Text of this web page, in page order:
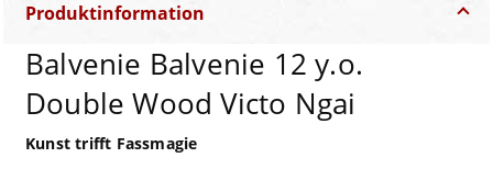
Produktinformation
Balvenie Balvenie 12 y.o.
Double Wood Victo Ngai
Kunst trifft Fassmagie